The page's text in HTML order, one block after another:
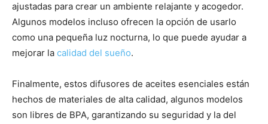
ajustadas para crear un ambiente relajante y acogedor.
Algunos modelos incluso ofrecen la opción de usarlo
como una pequeña luz nocturna, lo que puede ayudar a
mejorar la calidad del sueño.
Finalmente, estos difusores de aceites esenciales están
hechos de materiales de alta calidad, algunos modelos
son libres de BPA, garantizando su seguridad y la del